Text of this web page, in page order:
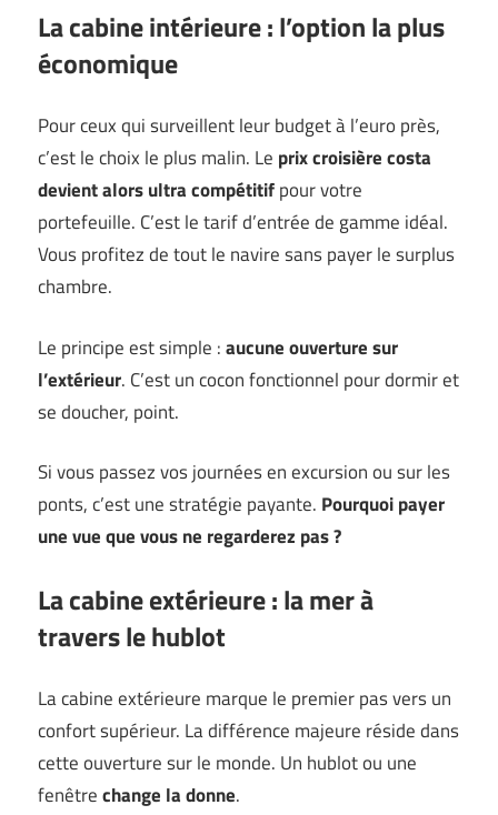
La cabine intérieure : l’option la plus
économique
Pour ceux qui surveillent leur budget à l’euro près,
c’est le choix le plus malin. Le prix croisière costa
devient alors ultra compétitifpour votre
portefeuille. C’est le tarif d’entrée de gamme idéal.
Vous profitez de tout le navire sans payer le surplus
chambre.
Le principe est simple :aucune ouverture sur
l’extérieur. C’est un cocon fonctionnel pour dormir et
se doucher, point.
Si vous passez vos journées en excursion ou sur les
ponts, c’est une stratégie payante. Pourquoi payer
une vue que vous ne regarderez pas ?
La cabine extérieure : la mer à
travers le hublot
La cabine extérieure marque le premier pas vers un
confort supérieur. La différence majeure réside dans
cette ouverture sur le monde. Un hublot ou une
fenêtrechange la donne.